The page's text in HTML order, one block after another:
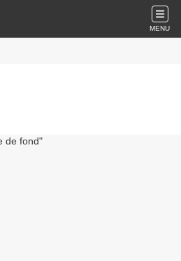
MENU